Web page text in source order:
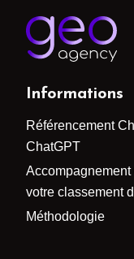
Informations
Référencement
ChatGPT
votre classement
Méthodologie